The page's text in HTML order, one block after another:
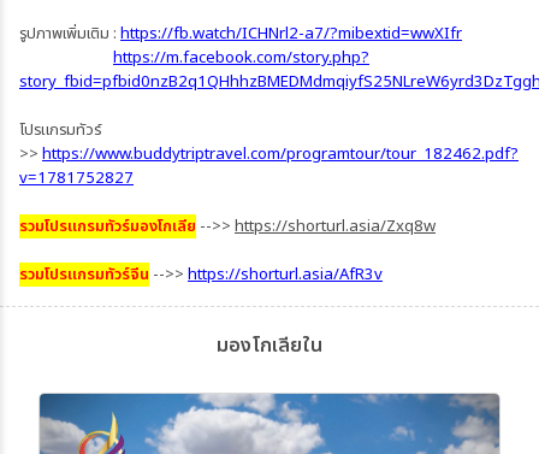
รูปภาพเพิ่มเติม : https://fb.watch/ICHNrl2-a7/?mibextid=wwXIfr
https://m.facebook.com/story.php?
โปรแกรมทัวร์
>> https://www.buddytriptravel.com/programtour/tour_182462.pdf?
v=1781752827
รวมโปรแกรมทัวร์มองโกเลีย -->> https://shorturl.asia/Zxq8w
รวมโปรแกรมทัวร์จีน -->> https://shorturl.asia/AfR3v
มองโกเลียใน